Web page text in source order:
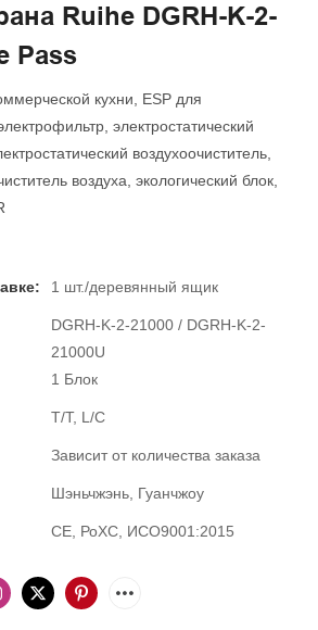
Ruihe DGRH-K-2-
Pass
кухни, ESP для
электростатический
воздухоочиститель,
воздуха, экологический блок,
1 шт./деревянный ящик
DGRH-K-2-21000 / DGRH-K-2-
21000U
1 Блок
T/T, L/C
Зависит от количества заказа
Шэньчжэнь, Гуанчжоу
CE, РоХС, ИСО9001:2015